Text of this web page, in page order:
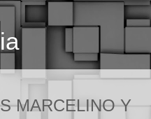
MARCELINO Y